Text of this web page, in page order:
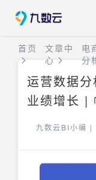
首页
文章中
心
电
分
运营数据
业绩增长 |
九数云BI小编 |